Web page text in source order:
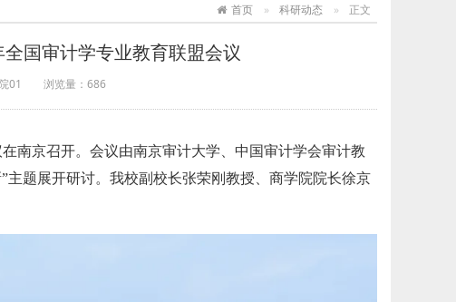
首页 科研动态 正文
国审计学专业教育联盟会议
01 浏览量： 686
南京召开。会议由南京审计大学、中国审计学会审计教
题展开研讨。我校副校长张荣刚教授、商学院院长徐京